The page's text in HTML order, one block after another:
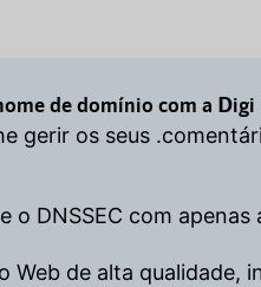
de domínio com a
gerir os seus
DNSSEC com apenas
de alta qualidade,